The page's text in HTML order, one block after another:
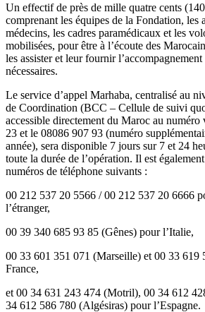
Un effectif de près de mille quatre cents
comprenant les équipes de la Fondation, les
médecins, les cadres paramédicaux et les
mobilisées, pour être à l’écoute des
les assister et leur fournir l’accompagnement
nécessaires.
Le service d’appel Marhaba, centralisé au
de Coordination (BCC – Cellule de suivi
accessible directement du Maroc au
23 et le 08086 907 93 (numéro
année), sera disponible 7 jours sur 7 et 24
toute la durée de l’opération. Il est
numéros de téléphone suivants :
00 212 537 20 5566 / 00 212 537 20 6666
l’étranger,
00 39 340 685 93 85 (Gênes) pour l’Italie,
00 33 601 351 071 (Marseille) et 00 33 619
France,
et 00 34 631 243 474 (Motril), 00 34 612
34 612 586 780 (Algésiras) pour l’Espagne.